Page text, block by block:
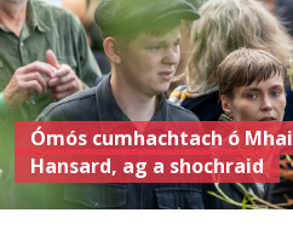
Ómós cumhachtach ó
Hansard, ag a shochraid